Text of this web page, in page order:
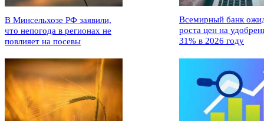
В Минсельхозе РФ заявили,
что непогода в регионах не
повлияет на посевы
Всемирный банк
роста цен на
31% в 2026 году